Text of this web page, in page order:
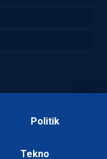
Politik
Tekno